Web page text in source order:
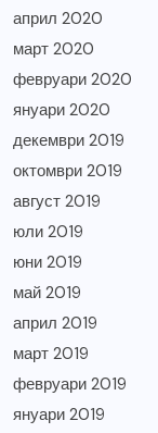
април 2020
март 2020
февруари 2020
януари 2020
декември 2019
октомври 2019
август 2019
юли 2019
юни 2019
май 2019
април 2019
март 2019
февруари 2019
януари 2019